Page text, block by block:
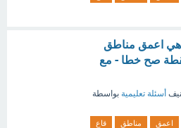
هي اعمق مناطق
المحيط 1 نقطة صح خطا - مع
أسئلة تعليمية بواسطة
اعمق مناطق
قاع